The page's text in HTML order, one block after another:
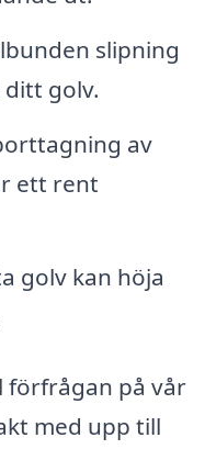
slipning
golv.
av
ett rent
golv kan höja
förfrågan på vår
med upp till